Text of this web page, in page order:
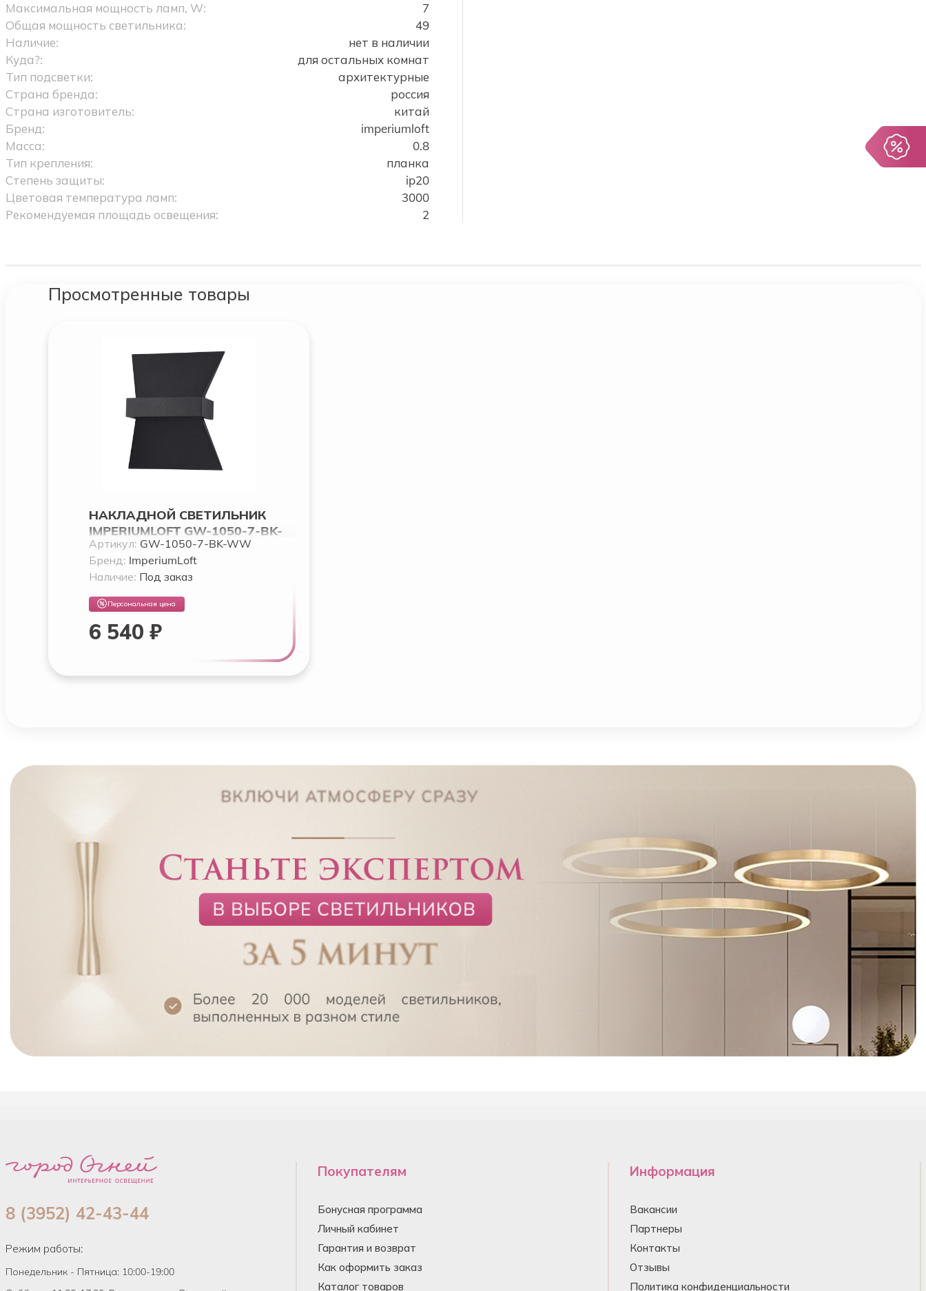
Максимальная мощность ламп, W:
7
Общая мощность светильника:
49
Наличие:
нет в наличии
Куда?:
для остальных комнат
Тип подсветки:
архитектурные
Страна бренда:
россия
Страна изготовитель:
китай
Бренд:
imperiumloft
Масса:
0.8
Тип крепления:
планка
Степень защиты:
ip20
Цветовая температура ламп:
3000
Рекомендуемая площадь освещения:
2
Просмотренные товары
НАКЛАДНОЙ СВЕТИЛЬНИК
IMPERIUMLOFT GW-1050-7-BK-
WW BY IMPERIUMLOFT
Артикул: GW-1050-7-BK-WW
Бренд: ImperiumLoft
Наличие: Под заказ
Персональная цена
6 540 ₽
8 (3952) 42-43-44
Режим работы:
Понедельник - Пятница: 10:00-19:00
Покупателям
Бонусная программа
Личный кабинет
Гарантия и возврат
Как оформить заказ
Каталог товаров
Информация
Вакансии
Партнеры
Контакты
Отзывы
Политика конфиденциальности